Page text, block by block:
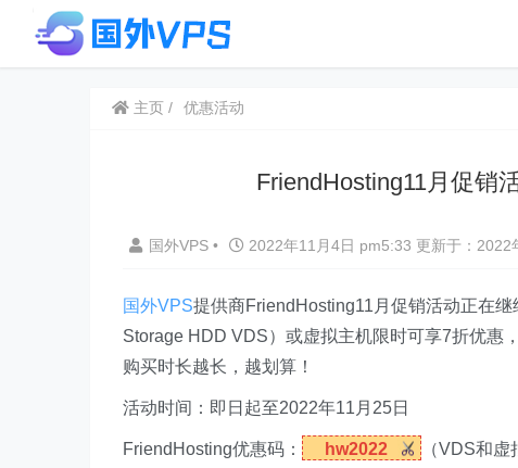
主页 优惠活动
FriendHosting11月促销
国外VPS • 2022年11月4日 pm5:33 更新于：2022
国外VPS提供商FriendHosting11月促销活动正在
Storage HDD VDS）或虚拟主机限时可享7折优惠
购买时长越长，越划算！
活动时间：即日起至2022年11月25日
FriendHosting优惠码： hw2022 （VDS和虚